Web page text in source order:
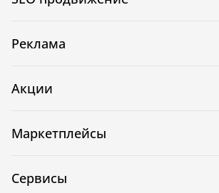
Реклама
Акции
Маркетплейсы
Сервисы